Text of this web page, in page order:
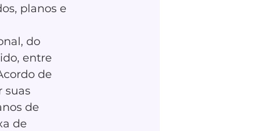
planos e
do
entre
de
suas
de
de